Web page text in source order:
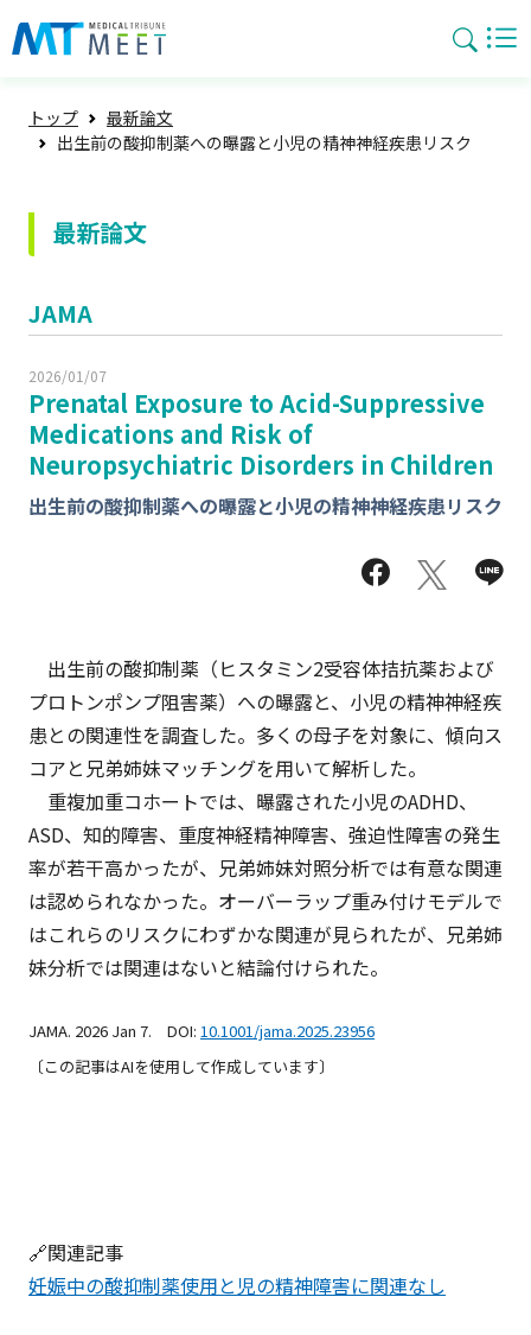
トップ
最新論文
出生前の酸抑制薬への曝露と小児の精神神経疾患リスク
最新論文
JAMA
2026/01/07
Prenatal Exposure to Acid-Suppressive
Medications and Risk of
Neuropsychiatric Disorders in Children
出生前の酸抑制薬への曝露と小児の精神神経疾患リスク
出生前の酸抑制薬（ヒスタミン2受容体拮抗薬および
プロトンポンプ阻害薬）への曝露と、小児の精神神経疾
患との関連性を調査した。多くの母子を対象に、傾向ス
コアと兄弟姉妹マッチングを用いて解析した。
重複加重コホートでは、曝露された小児のADHD、
ASD、知的障害、重度神経精神障害、強迫性障害の発生
率が若干高かったが、兄弟姉妹対照分析では有意な関連
は認められなかった。オーバーラップ重み付けモデルで
はこれらのリスクにわずかな関連が見られたが、兄弟姉
妹分析では関連はないと結論付けられた。
JAMA. 2026 Jan 7. DOI: 10.1001/jama.2025.23956
〔この記事はAIを使用して作成しています〕
🔗関連記事
妊娠中の酸抑制薬使用と児の精神障害に関連なし